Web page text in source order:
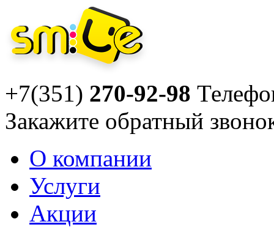
+7(351) 270-92-98
Закажите обратный
О компании
Услуги
Акции